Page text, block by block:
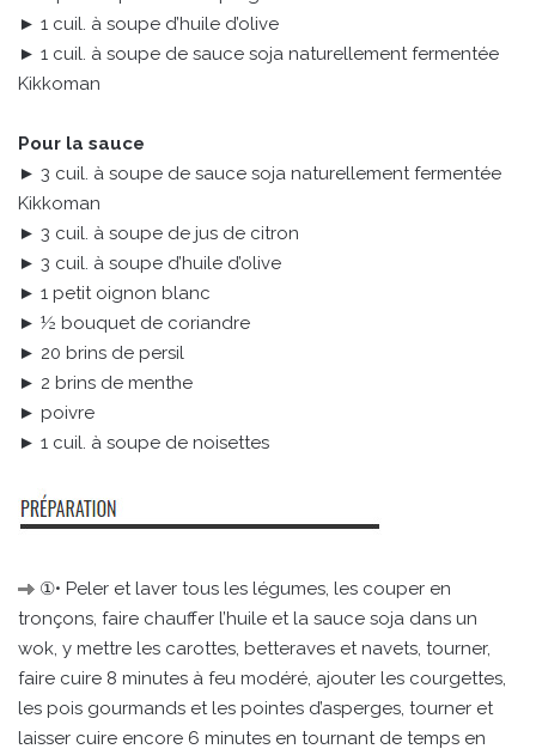
► 1 cuil. à soupe d’huile d’olive
► 1 cuil. à soupe de sauce soja naturellement fermentée
Kikkoman
Pour la sauce
► 3 cuil. à soupe de sauce soja naturellement fermentée
Kikkoman
► 3 cuil. à soupe de jus de citron
► 3 cuil. à soupe d’huile d’olive
► 1 petit oignon blanc
► ½ bouquet de coriandre
► 20 brins de persil
► 2 brins de menthe
► poivre
► 1 cuil. à soupe de noisettes
①• Peler et laver tous les légumes, les couper en
tronçons, faire chauffer l’huile et la sauce soja dans un
wok, y mettre les carottes, betteraves et navets, tourner,
faire cuire 8 minutes à feu modéré, ajouter les courgettes,
les pois gourmands et les pointes d’asperges, tourner et
laisser cuire encore 6 minutes en tournant de temps en